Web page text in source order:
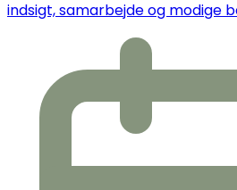
indsigt, samarbejde og modige